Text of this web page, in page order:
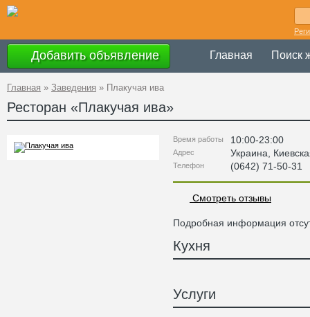
Добавить объявление Главная Поиск
Главная » Заведения » Плакучая ива
Ресторан «Плакучая ива»
Время работы 10:00-23:00
Адрес Украина
Телефон (0642) 71-50-31
Смотреть отзывы
Подробная информация
Кухня
Услуги